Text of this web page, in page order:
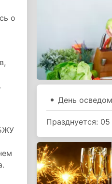
о
День
Празднуется: 05